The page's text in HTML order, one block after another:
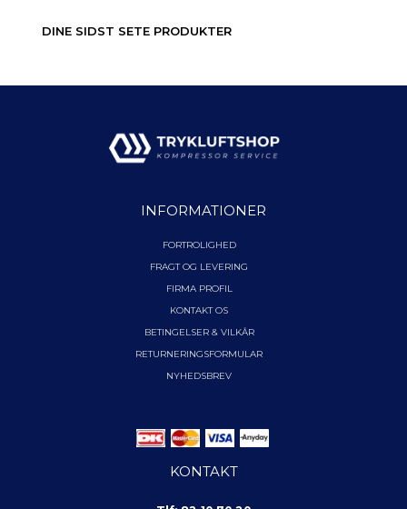
DINE SIDST SETE PRODUKTER
INFORMATIONER
FORTROLIGHED
FRAGT OG LEVERING
FIRMA PROFIL
KONTAKT OS
BETINGELSER & VILKÅR
RETURNERINGSFORMULAR
NYHEDSBREV
KONTAKT